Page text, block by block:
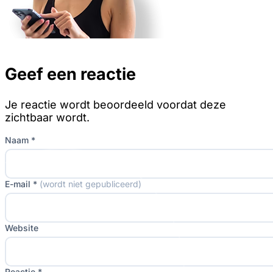
Geef een reactie
Je reactie wordt beoordeeld voordat deze
zichtbaar wordt.
Naam *
E-mail * (wordt niet gepubliceerd)
Website